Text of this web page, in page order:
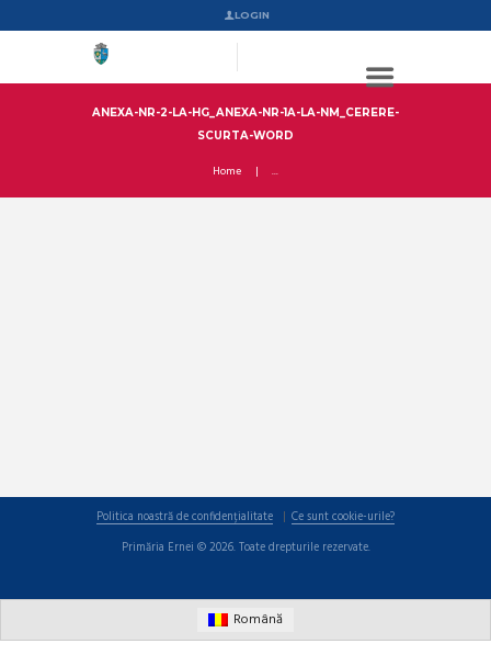
LOGIN
ANEXA-NR-2-LA-HG_ANEXA-NR-1A-LA-NM_CERERE-
SCURTA-WORD
Home ...
Politica noastră de confidențialitate
Ce sunt cookie-urile?
Primăria Ernei © 2026. Toate drepturile rezervate.
Română